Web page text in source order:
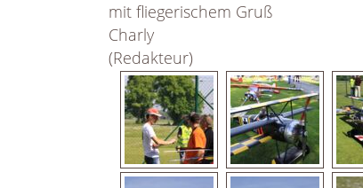
mit fliegerischem Gruß
Charly
(Redakteur)